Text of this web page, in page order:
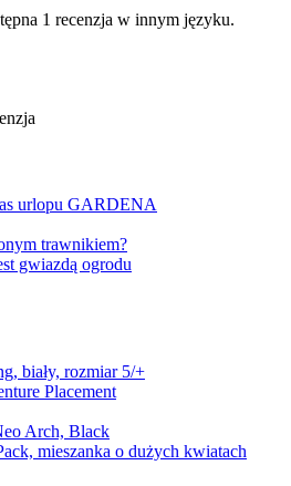
1 recenzja w innym języku.
urlopu GARDENA
trawnikiem?
gwiazdą ogrodu
biały, rozmiar 5/+
Placement
Arch, Black
mieszanka o dużych kwiatach